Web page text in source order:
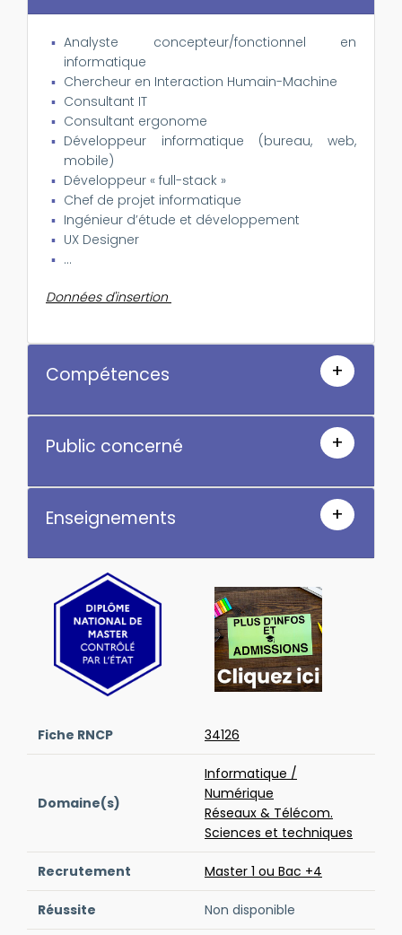
Fiche RNCP 34126
Domaine(s)
Informatique /
Numérique
Réseaux & Télécom.
Sciences et techniques
Recrutement Master 1 ou Bac +4
Réussite Non disponible
Analyste concepteur/fonctionnel en
informatique
Chercheur en Interaction Humain-Machine
Consultant IT
Consultant ergonome
Développeur informatique (bureau, web,
mobile)
Développeur « full-stack »
Chef de projet informatique
Ingénieur d’étude et développement
UX Designer
...
Données d'insertion
Compétences +
Public concerné +
Enseignements +